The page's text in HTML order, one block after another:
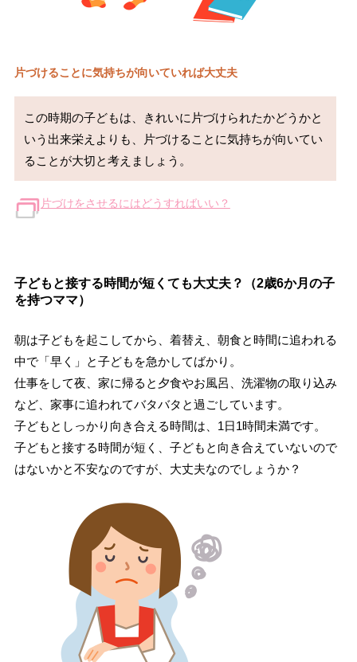
片づけることに気持ちが向いていれば大丈夫
この時期の子どもは、きれいに片づけられたかどうかと
いう出来栄えよりも、片づけることに気持ちが向いてい
ることが大切と考えましょう。
片づけをさせるにはどうすればいい？
子どもと接する時間が短くても大丈夫？（2歳6か月の子
を持つママ）
朝は子どもを起こしてから、着替え、朝食と時間に追われる
中で「早く」と子どもを急かしてばかり。
仕事をして夜、家に帰ると夕食やお風呂、洗濯物の取り込み
など、家事に追われてバタバタと過ごしています。
子どもとしっかり向き合える時間は、1日1時間未満です。
子どもと接する時間が短く、子どもと向き合えていないので
はないかと不安なのですが、大丈夫なのでしょうか？